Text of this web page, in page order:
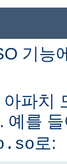
기능
아파치
예를
로: